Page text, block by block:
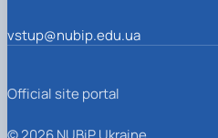
vstup@nubip.edu.ua
Official site portal